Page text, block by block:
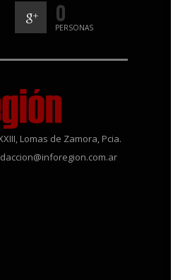
0
PERSONAS
Lomas de Zamora, Pcia.